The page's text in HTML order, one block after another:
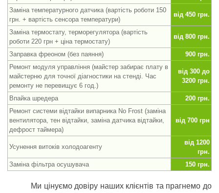
Заміна температурного датчика (вартість роботи 150
грн. + вартість сенсора температури)
від 450 грн.
Заміна термостату, терморегулятора (вартість
роботи 220 грн + ціна термостату)
від 800 грн.
Заправка фреоном (без паяння)
900 грн.
Ремонт модуля управління (майстер забирає плату в
майстерню для точної діагностики на стенді. Час
ремонту не перевищує 6 год.)
від 300 до
3200 грн.
Впайка шредера
200 грн.
Ремонт системи відтайки випарника No Frost (заміна
вентилятора, тен відтайки, заміна датчика відтайки,
дефрост таймера)
від 700 грн
Усунення витоків холодоагенту
від 1200
грн.
Заміна фільтра осушувача
150 грн.
Ми цінуємо довіру наших клієнтів та прагнемо до